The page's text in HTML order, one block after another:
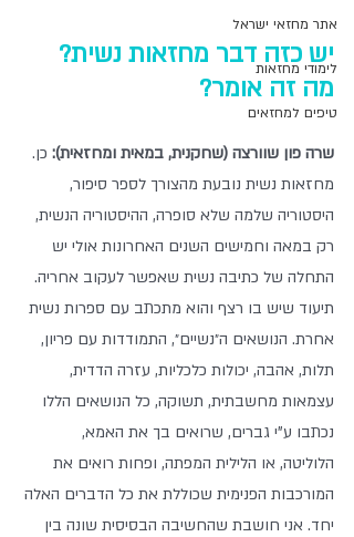
אתר מחזאי ישראל
לימודי מחזאות
טיפים למחזאים
יש כזה דבר מחזאות נשית?
מה זה אומר?
שרה פון שוורצה (שחקנית, במאית ומחזאית): כן.
מחזאות נשית נובעת מהצורך לספר סיפור,
היסטוריה שלמה שלא סופרה, ההיסטוריה הנשית,
רק במאה וחמישים השנים האחרונות אולי יש
התחלה של כתיבה נשית שאפשר לעקוב אחריה.
תיעוד שיש בו רצף והוא מתכתב עם ספרות נשית
אחרת. הנושאים ה״נשיים״, התמודדות עם פריון,
תלות, אהבה, יכולות כלכליות, עזרה הדדית,
עצמאות מחשבתית, תשוקה, כל הנושאים הללו
נכתבו ע"י גברים, שרואים בך את האמא,
הלוליטה, או הלילית המפתה, ופחות רואים את
המורכבות הפנימית שכוללת את כל הדברים האלה
יחד. אני חושבת שהחשיבה הבסיסית שונה בין